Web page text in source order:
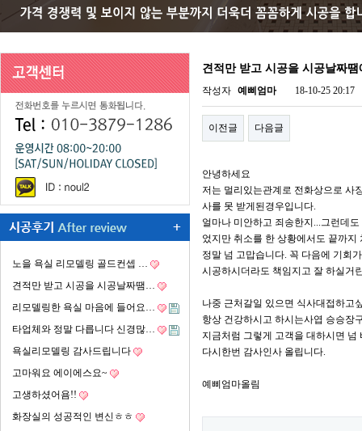
노을 욕실 리모델링 골드컨셉 …
견적만 받고 시공을 시공날짜땜…
리모델링한 욕실 마음에 들어요…
타업체와 정말 다릅니다 신경많…
욕실리모델링 감사드립니다
고마워요 에이에스요~
고생하셨어욤!!
화장실의 성공적인 변신ㅎㅎ
견적만 받고 시공을 시공날짜
작성자 예삐엄마 18-10-25 20:17
이전글 다음글
안녕하세요
저는 멀리있는관계로 전화상으로 사
사를 못 받게된경우입니다.
얼마나 미안하고 죄송한지...그런데
었지만 취소를 한 상황에서도 끝까지
정말 넘 고맙습니다. 꼭 다음에 기회
시공하시더라도 책임지고 잘 하실거
나중 근처갈일 있으면 식사대접하고
항상 건강하시고 하시는사엽 승승장
지금처럼 그렇게 고객을 대하시면
다시한번 감사인사 올립니다.
예삐엄마올림